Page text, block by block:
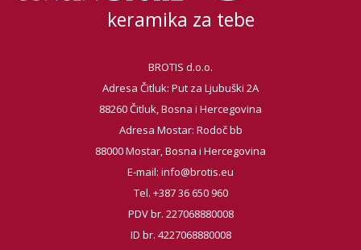
keramika za tebe
BROTIS d.o.o.
Adresa Čitluk: Put za Ljubuški 2A
88260 Čitluk, Bosna i Hercegovina
Adresa Mostar: Rodoč bb
88000 Mostar, Bosna i Hercegovina
E-mail: info@brotis.eu
Tel. +387 36 650 960
PDV br. 227068880008
ID br. 4227068880008